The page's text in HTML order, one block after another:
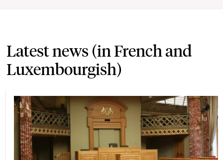
Latest news (in French and
Luxembourgish)